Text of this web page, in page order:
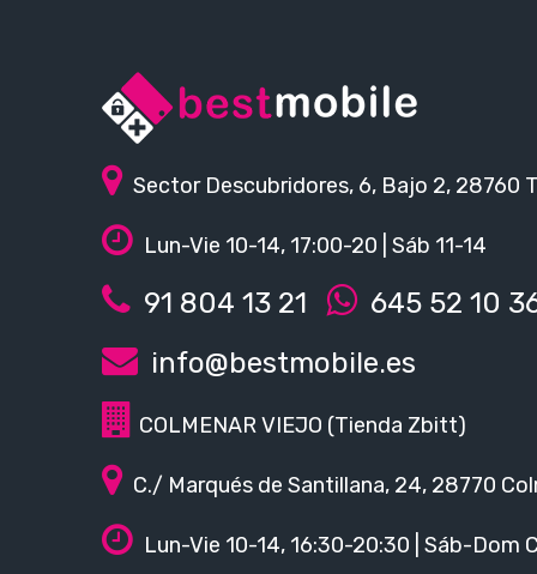
Sector Descubridores, 6, Bajo 2, 28760
Lun-Vie 10-14, 17:00-20 | Sáb 11-14
91 804 13 21
645 52 10
info@bestmobile.es
COLMENAR VIEJO (Tienda Zbitt)
C./ Marqués de Santillana, 24, 28770
Lun-Vie 10-14, 16:30-20:30 | Sáb-Dom